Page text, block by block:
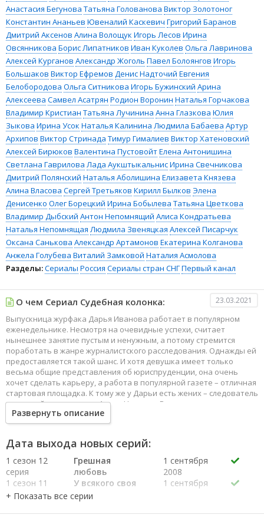
Анастасия Бегунова Татьяна Голованова Виктор Золотоног
Константин Ананьев Ювеналий Каскевич Григорий Баранов
Дмитрий Аксенов Алина Волощук Игорь Лесов Ирина
Овсянникова Борис Липатников Иван Куколев Ольга Лавринова
Алексей Курганов Александр Жоголь Павел Болоянгов Игорь
Большаков Виктор Ефремов Денис Надточий Евгения
Белобородова Ольга Ситникова Игорь Бужинский Арина
Алексеева Самвел Асатрян Родион Воронин Наталья Горчакова
Владимир Кристиан Татьяна Лучинина Анна Глазкова Юлия
Зыкова Ирина Усок Наталья Калинина Людмила Бабаева Артур
Архипов Виктор Стринада Тимур Гималиев Виктор Хатеновский
Алексей Бирюков Валентина ПустовойтЕлена Антонишина
Светлана Гаврилова Лада АукштыкальнисИрина Свечникова
Дмитрий Полянский Наталья Аболишина Елизавета Князева
Алина Власова Сергей Третьяков Кирилл Былков Элена
Денисенко Олег Борецкий Ирина Бобылева Татьяна Цветкова
Владимир Дыбский Антон Непомнящий Алиса Кондратьева
Наталья Непомнящая Людмила Звеняцкая Алексей Писарчук
Оксана Санькова Александр Артамонов Екатерина Колганова
Анжела Голубева Виталий Замковой Наталия Асмолова
Разделы:Сериалы Россия Сериалы стран СНГПервый канал
О чем Сериал Судебная колонка: 23.03.2021
Выпускница журфака Дарья Иванова работает в популярном
еженедельнике. Несмотря на очевидные успехи, считает
нынешнее занятие пустым и ненужным, а потому стремится
поработать в жанре журналистского расследования. Однажды ей
предоставляется такой шанс. И хотя девушка имеет только
весьма общие представления об юриспруденции, она очень
хочет сделать карьеру, а работа в популярной газете – отличная
стартовая площадка. К тому же у Дарьи есть жених – следователь
городской прокуратуры Антон Никитин. Рассчитывая на его
помощь, Дарья становится ведущей «Судебной колонки».
Развернуть описание
Дата выхода новых серий:
1 сезон 12
серия
Грешная
любовь
1 сентября
2008
1 сезон 11
серия
У всякого своя
правда
1 сентября
серия
Грехи отцов
2008